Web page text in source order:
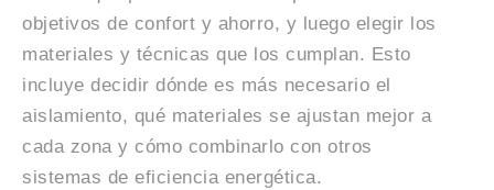
objetivos de confort y ahorro, y luego elegir los
materiales y técnicas que los cumplan. Esto
incluye decidir dónde es más necesario el
aislamiento, qué materiales se ajustan mejor a
cada zona y cómo combinarlo con otros
sistemas de eficiencia energética.